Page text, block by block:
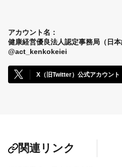
アカウント名：
健康経営優良法人認定事務局（日本
@act_kenkokeiei
X（旧Twitter）公式アカウント
関連リンク